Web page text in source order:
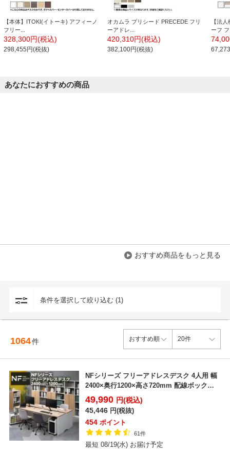
【本体】ITOKI(イトーキ) アフィーノ
フリー...
328,300円(税込)
298,455円(税抜)
オカムラ プリシード PRECEDE フリ
ーアドレ...
420,310円(税込)
382,100円(税抜)
【法
ーフ
あなたにおすすめの商品
おすすめ商品をもっと見る
条件を選択して絞り込む (1)
1064件
NFシリーズ フリーアドレスデスク 4人用 幅
2400×奥行1200×高さ720mm 配線ボックス
付...
49,990 円(税込)
45,446 円(税抜)
454 ポイント
61件
最短 08/19(水) お届け予定